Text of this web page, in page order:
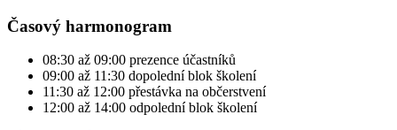
Časový harmonogram
08:30 až 09:00 prezence účastníků
09:00 až 11:30 dopolední blok školení
11:30 až 12:00 přestávka na občerstvení
12:00 až 14:00 odpolední blok školení